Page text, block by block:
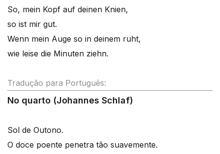
So, mein Kopf auf deinen Knien,
so ist mir gut.
Wenn mein Auge so in deinem ruht,
wie leise die Minuten ziehn.
Tradução para Português:
No quarto (Johannes Schlaf)
Sol de Outono.
O doce poente penetra tão suavemente.